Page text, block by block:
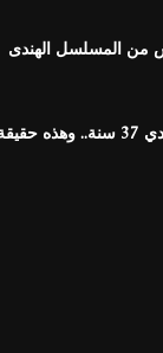
من المسلسل الهندى
مريم سعيد صالح: دخلت الفن وأنا عندي 37 سنة.. وهذه